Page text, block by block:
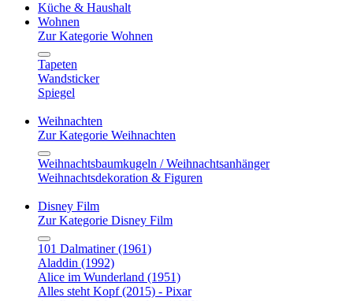
Küche & Haushalt
Wohnen
Zur Kategorie Wohnen
Tapeten
Wandsticker
Spiegel
Weihnachten
Zur Kategorie Weihnachten
Weihnachtsbaumkugeln / Weihnachtsanhänger
Weihnachtsdekoration & Figuren
Disney Film
Zur Kategorie Disney Film
101 Dalmatiner (1961)
Aladdin (1992)
Alice im Wunderland (1951)
Alles steht Kopf (2015) - Pixar